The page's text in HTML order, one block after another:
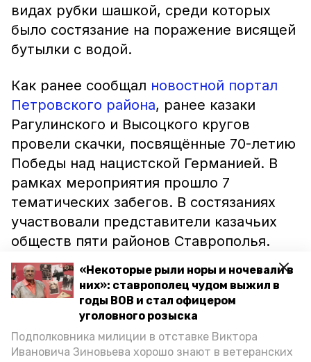
«Некоторые рыли норы и ночевали в
них»: ставрополец чудом выжил в
годы ВОВ и стал офицером
уголовного розыска
Подполковника милиции в отставке Виктора
Ивановича Зиновьева хорошо знают в ветеранских
видах рубки шашкой, среди которых
было состязание на поражение висящей
бутылки с водой.
Как ранее сообщал новостной портал
Петровского района, ранее казаки
Рагулинского и Высоцкого кругов
провели скачки, посвящённые 70-летию
Победы над нацистской Германией. В
рамках мероприятия прошло 7
тематических забегов. В состязаниях
участвовали представители казачьих
обществ пяти районов Ставрополья.